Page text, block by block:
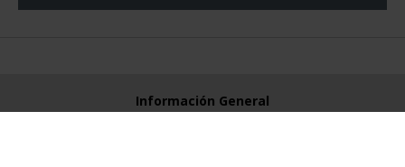
Información General